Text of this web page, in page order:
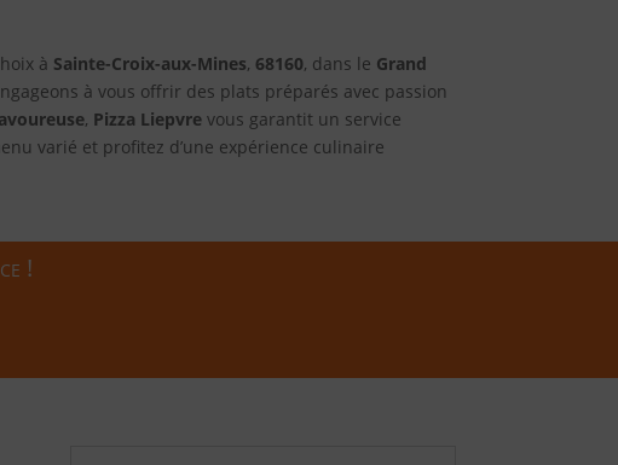
à Sainte-Croix-aux-Mines, 68160, dans le Grand
à vous offrir des plats préparés avec passion
, Pizza Liepvre vous garantit un service
varié et profitez d’une expérience culinaire
!